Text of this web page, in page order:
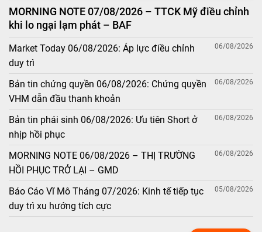
MORNING NOTE 07/08/2026 – TTCK Mỹ điều chỉnh
khi lo ngại lạm phát – BAF
Market Today 06/08/2026: Áp lực điều chỉnh
duy trì
06/08/2026
Bản tin chứng quyền 06/08/2026: Chứng quyền
VHM dẫn đầu thanh khoản
06/08/2026
Bản tin phái sinh 06/08/2026: Ưu tiên Short ở
nhịp hồi phục
06/08/2026
MORNING NOTE 06/08/2026 – THỊ TRƯỜNG
HỒI PHỤC TRỞ LẠI – GMD
06/08/2026
Báo Cáo Vĩ Mô Tháng 07/2026: Kinh tế tiếp tục
duy trì xu hướng tích cực
05/08/2026